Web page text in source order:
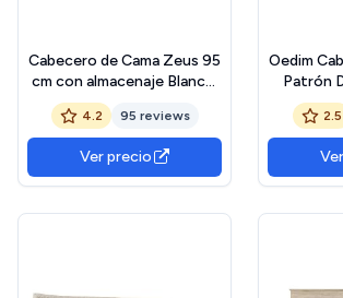
Cabecero de Cama Zeus 95
cm con almacenaje Blanco,
2 Puertas 9 Huecos
4.2 95 reviews
Ver precio
Oedim
Patrón
Varias2.5